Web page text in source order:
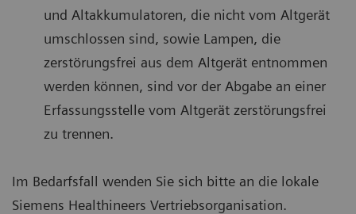
und Altakkumulatoren, die nicht vom Altgerät
umschlossen sind, sowie Lampen, die
zerstörungsfrei aus dem Altgerät entnommen
werden können, sind vor der Abgabe an einer
Erfassungsstelle vom Altgerät zerstörungsfrei
zu trennen.
Im Bedarfsfall wenden Sie sich bitte an die lokale
Siemens Healthineers Vertriebsorganisation.